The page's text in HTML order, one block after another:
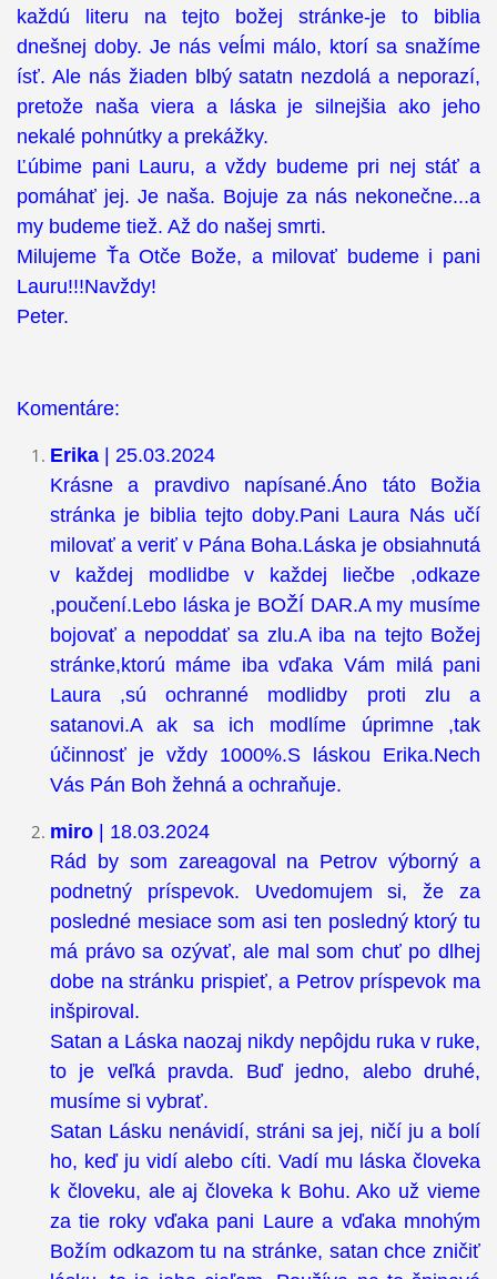
každú literu na tejto božej stránke-je to biblia
dnešnej doby. Je nás veĺmi málo, ktorí sa snažíme
ísť. Ale nás žiaden blbý satatn nezdolá a neporazí,
pretože naša viera a láska je silnejšia ako jeho
nekalé pohnútky a prekážky.
Ľúbime pani Lauru, a vždy budeme pri nej stáť a
pomáhať jej. Je naša. Bojuje za nás nekonečne...a
my budeme tiež. Až do našej smrti.
Milujeme Ťa Otče Bože, a milovať budeme i pani
Lauru!!!Navždy!
Peter.
Komentáre:
Erika
| 25.03.2024
Krásne a pravdivo napísané.Áno táto Božia
stránka je biblia tejto doby.Pani Laura Nás učí
milovať a veriť v Pána Boha.Láska je obsiahnutá
v každej modlidbe v každej liečbe ,odkaze
,poučení.Lebo láska je BOŽÍ DAR.A my musíme
bojovať a nepoddať sa zlu.A iba na tejto Božej
stránke,ktorú máme iba vďaka Vám milá pani
Laura ,sú ochranné modlidby proti zlu a
satanovi.A ak sa ich modlíme úprimne ,tak
účinnosť je vždy 1000%.S láskou Erika.Nech
Vás Pán Boh žehná a ochraňuje.
miro| 18.03.2024
Rád by som zareagoval na Petrov výborný a
podnetný príspevok. Uvedomujem si, že za
posledné mesiace som asi ten posledný ktorý tu
má právo sa ozývať, ale mal som chuť po dlhej
dobe na stránku prispieť, a Petrov príspevok ma
inšpiroval.
Satan a Láska naozaj nikdy nepôjdu ruka v ruke,
to je veľká pravda. Buď jedno, alebo druhé,
musíme si vybrať.
Satan Lásku nenávidí, stráni sa jej, ničí ju a bolí
ho, keď ju vidí alebo cíti. Vadí mu láska človeka
k človeku, ale aj človeka k Bohu. Ako už vieme
za tie roky vďaka pani Laure a vďaka mnohým
Božím odkazom tu na stránke, satan chce zničiť